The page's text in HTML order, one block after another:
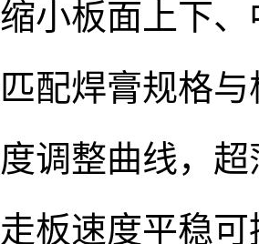
小板面上下
配焊膏规格
调整曲线，
板速度平稳